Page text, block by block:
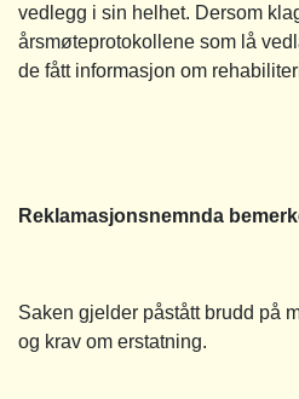
vedlegg i sin helhet. Dersom
årsmøteprotokollene som lå
de fått informasjon om
Reklamasjonsnemnda
Saken gjelder påstått brudd på
og krav om erstatning.